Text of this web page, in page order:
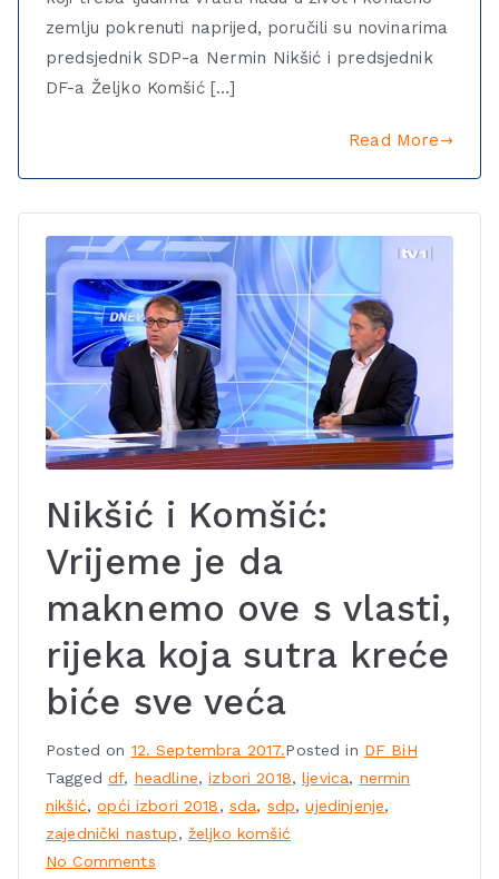
zemlju pokrenuti naprijed, poručili su novinarima
predsjednik SDP-a Nermin Nikšić i predsjednik
DF-a Željko Komšić […]
Read More
Nikšić i Komšić:
Vrijeme je da
maknemo ove s vlasti,
rijeka koja sutra kreće
biće sve veća
Posted on 12. Septembra 2017.Posted in DF BiH
Taggeddf, headline,izbori 2018,ljevica, nermin
nikšić,opći izbori 2018, sda, sdp,ujedinjenje,
zajednički nastup, željko komšić
No Comments